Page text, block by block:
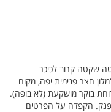
שקטה קרוב לכיכר
חצר פנימית יפה, מקום
בוקר מושקעת (לא בופה).
הקפדה על הפרטים